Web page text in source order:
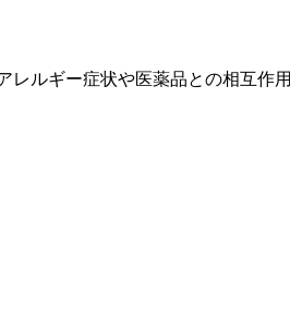
レルギー症状や医薬品との相互作用